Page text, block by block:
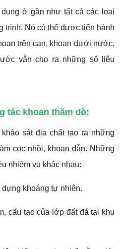
ở gần như tất cả các loại
trình. Nó có thể được tiến hành
trên cạn, khoan dưới nước,
vẫn cho ra những số liệu
tác khoan thăm dò:
sát địa chất tạo ra những
cọc nhồi, khoan dẫn. Những
nhiệm vụ khác nhau:
khoáng tự nhiên.
cấu tạo của lớp đất đá tại khu